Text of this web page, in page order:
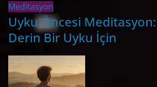
Meditasyon
Uyku Öncesi
Derin Bir Uyku İçin